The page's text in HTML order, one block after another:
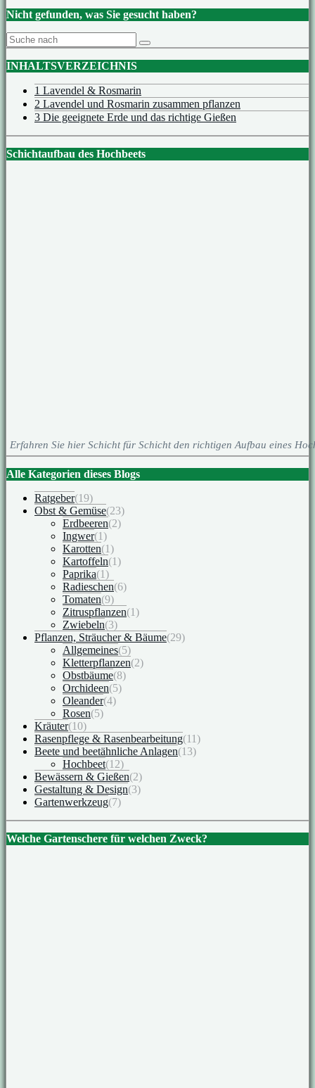
Nicht gefunden, was Sie gesucht haben?
INHALTSVERZEICHNIS
1 Lavendel & Rosmarin
2 Lavendel und Rosmarin zusammen pflanzen
3 Die geeignete Erde und das richtige Gießen
Schichtaufbau des Hochbeets
Erfahren Sie hier Schicht für Schicht den richtigen Aufbau eines
Alle Kategorien dieses Blogs
Ratgeber(19)
Obst & Gemüse(23)
Erdbeeren(2)
Ingwer(1)
Karotten(1)
Kartoffeln(1)
Paprika(1)
Radieschen(6)
Tomaten(9)
Zitruspflanzen(1)
Zwiebeln(3)
Pflanzen, Sträucher & Bäume(29)
Allgemeines(5)
Kletterpflanzen(2)
Obstbäume(8)
Orchideen(5)
Oleander(4)
Rosen(5)
Kräuter(10)
Rasenpflege & Rasenbearbeitung(11)
Beete und beetähnliche Anlagen(13)
Hochbeet(12)
Bewässern & Gießen(2)
Gestaltung & Design(3)
Gartenwerkzeug(7)
Welche Gartenschere für welchen Zweck?